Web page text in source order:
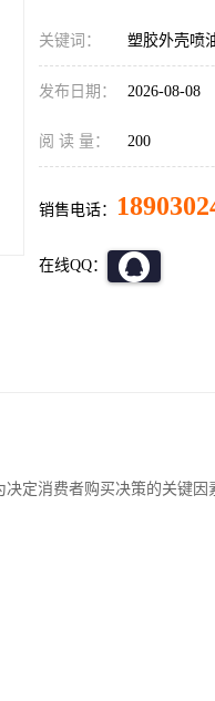
关键词： 塑胶外壳喷
发布日期： 2026-08-08
阅 读 量： 200
销售电话：
在线QQ：
定消费者购买决策的关键因